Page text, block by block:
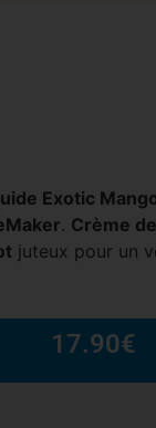
Exotic
. Crème
juteux pour un
17.90€